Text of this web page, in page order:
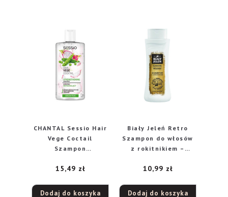
CHANTAL Sessio Hair
Vege Coctail
Szampon
włosów – Green Peas
15,49 zł
Dodaj do koszyka
Biały Jeleń Retro
Szampon do włosów
z rokitnikiem –
300ml
10,99 zł
Dodaj do koszyka